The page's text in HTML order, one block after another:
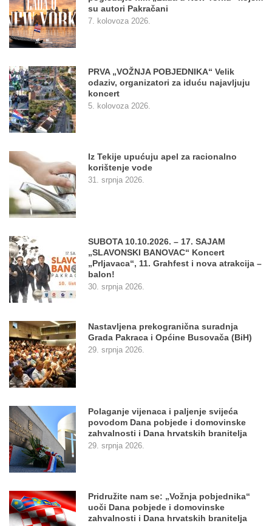
su autori Pakračani
7. kolovoza 2026.
PRVA „VOŽNJA POBJEDNIKA“ Velik
odaziv, organizatori za iduću najavljuju
koncert
5. kolovoza 2026.
Iz Tekije upućuju apel za racionalno
korištenje vode
31. srpnja 2026.
SUBOTA 10.10.2026. – 17. SAJAM
„SLAVONSKI BANOVAC“ Koncert
„Prljavaca“, 11. Grahfest i nova atrakcija –
balon!
30. srpnja 2026.
Nastavljena prekogranična suradnja
Grada Pakraca i Općine Busovača (BiH)
29. srpnja 2026.
Polaganje vijenaca i paljenje svijeća
povodom Dana pobjede i domovinske
zahvalnosti i Dana hrvatskih branitelja
29. srpnja 2026.
Pridružite nam se: „Vožnja pobjednika“
uoči Dana pobjede i domovinske
zahvalnosti i Dana hrvatskih branitelja